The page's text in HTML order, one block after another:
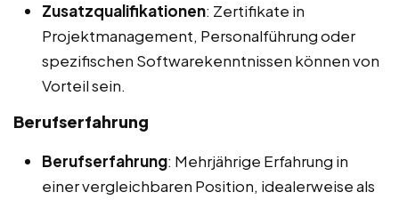
Zusatzqualifikationen: Zertifikate in
Projektmanagement, Personalführung oder
spezifischen Softwarekenntnissen können von
Vorteil sein.
Berufserfahrung
Berufserfahrung: Mehrjährige Erfahrung in
einer vergleichbaren Position, idealerweise als